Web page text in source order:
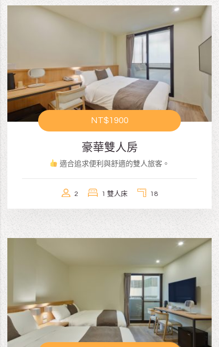
NT$1900
豪華雙人房
適合追求便利與舒適的雙人旅客。
2 1 雙人床 18